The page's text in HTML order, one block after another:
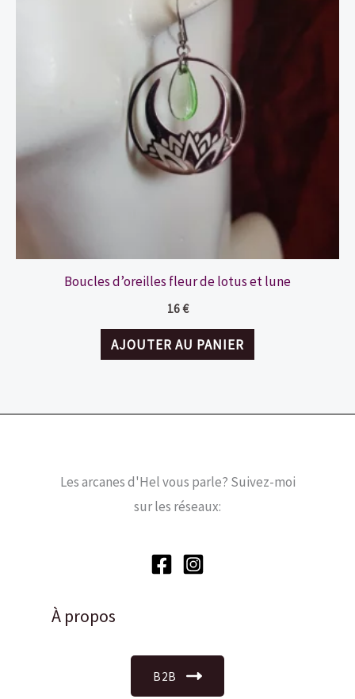
Boucles d’oreilles fleur de lotus et lune
16€
AJOUTER AU PANIER
Les arcanes d'Hel vous parle? Suivez-moi
sur les réseaux:
À propos
B2B